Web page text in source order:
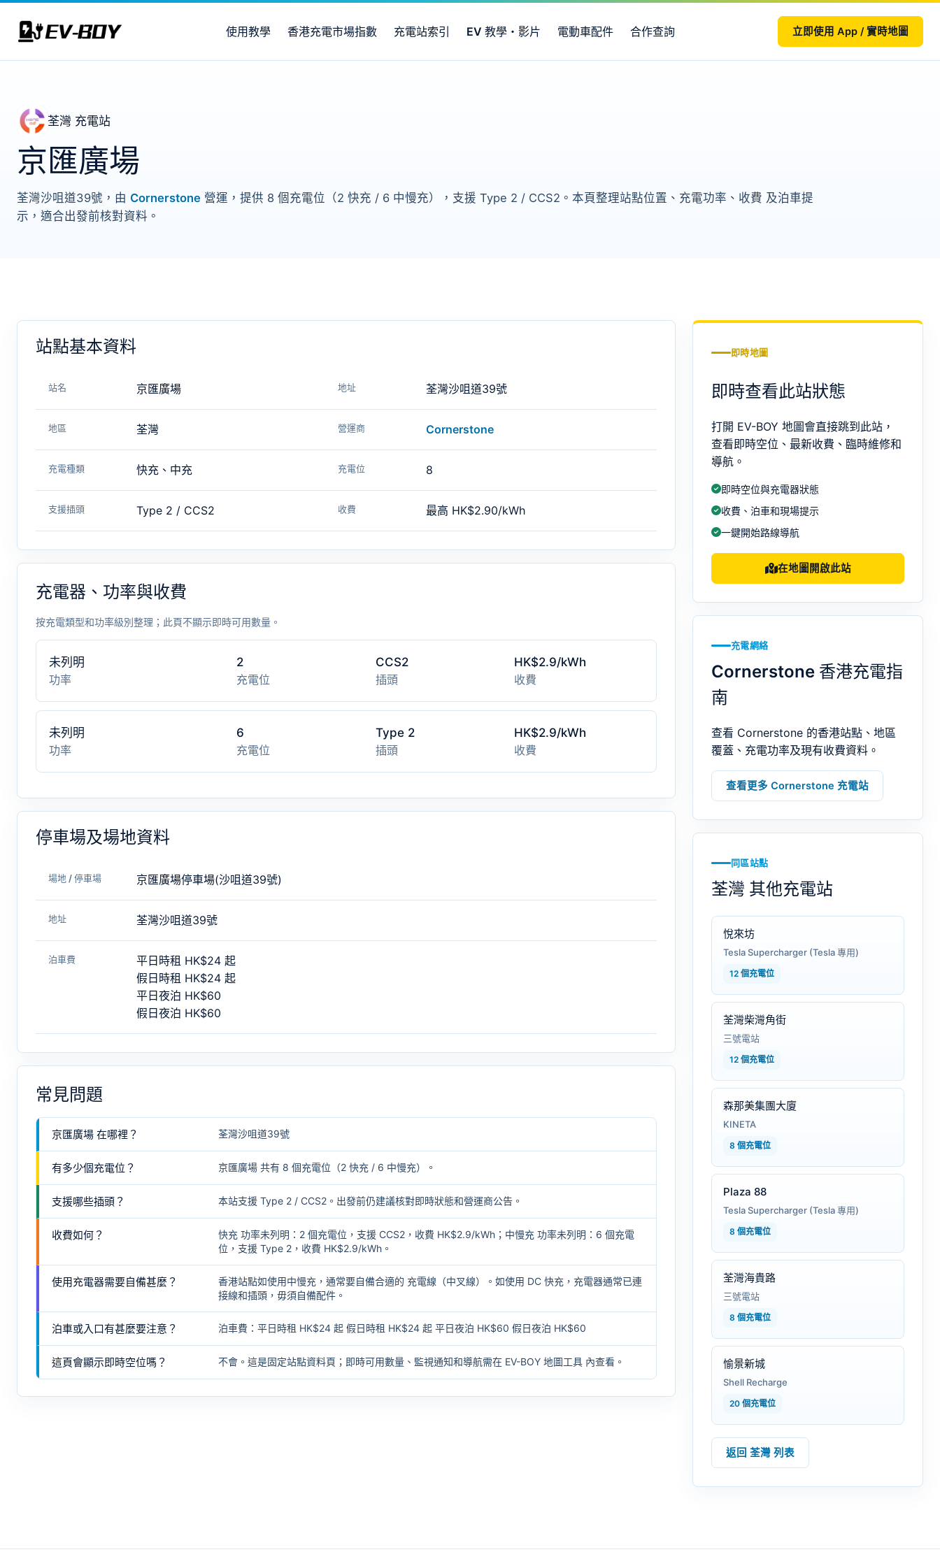
使用教學 香港充電市場指數 充電站索引 EV 教學・影片 電動車配件 合作查詢 立即使用 App / 實時地圖
荃灣 充電站
京匯廣場
荃灣沙咀道39號，由 Cornerstone 營運，提供 8 個充電位（2 快充 / 6 中慢充），支援 Type 2 / CCS2。本頁整理站點位置、充電功率、收費 及泊車提
示，適合出發前核對資料。
站點基本資料
站名 京匯廣場 地址 荃灣沙咀道39號
地區 荃灣 營運商 Cornerstone
充電種類 快充、中充 充電位 8
支援插頭 Type 2 / CCS2 收費 最高 HK$2.90/kWh
充電器、功率與收費
按充電類型和功率級別整理；此頁不顯示即時可用數量。
未列明
功率
2
充電位
CCS2
插頭
HK$2.9/kWh
收費
未列明
功率
6
充電位
Type 2
插頭
HK$2.9/kWh
收費
停車場及場地資料
場地 / 停車場 京匯廣場停車場(沙咀道39號)
地址 荃灣沙咀道39號
泊車費
平日時租 HK$24 起
假日時租 HK$24 起
平日夜泊 HK$60
假日夜泊 HK$60
常見問題
京匯廣場 在哪裡？ 荃灣沙咀道39號
有多少個充電位？ 京匯廣場 共有 8 個充電位（2 快充 / 6 中慢充）。
支援哪些插頭？ 本站支援 Type 2 / CCS2。出發前仍建議核對即時狀態和營運商公告。
收費如何？
快充 功率未列明：2 個充電位，支援 CCS2，收費 HK$2.9/kWh；中慢充 功率未列明：6 個充電
位，支援 Type 2，收費 HK$2.9/kWh。
使用充電器需要自備甚麼？ 香港站點如使用中慢充，通常要自備合適的 充電線（中叉線）
。如使用 DC 快充，充電器通常已連
接線和插頭，毋須自備配件。
泊車或入口有甚麼要注意？ 泊車費：平日時租 HK$24 起 假日時租 HK$24 起 平日夜泊 HK$60 假日夜泊 HK$60
這頁會顯示即時空位嗎？ 不會。這是固定站點資料頁；即時可用數量、監視通知和導航需在 EV-BOY 地圖工具 內查看。
即時地圖
即時查看此站狀態
打開 EV-BOY 地圖會直接跳到此站，
查看即時空位、最新收費、臨時維修和
導航。
即時空位與充電器狀態
收費、泊車和現場提示
一鍵開始路線導航
在地圖開啟此站
充電網絡
Cornerstone 香港充電指
南
查看 Cornerstone 的香港站點、地區
覆蓋、充電功率及現有收費資料。
查看更多 Cornerstone 充電站
同區站點
荃灣 其他充電站
悅來坊
Tesla Supercharger (Tesla 專用)
12 個充電位
荃灣柴灣角街
三號電站
12 個充電位
森那美集團大廈
KINETA
8 個充電位
Plaza 88
Tesla Supercharger (Tesla 專用)
8 個充電位
荃灣海貴路
三號電站
8 個充電位
愉景新城
Shell Recharge
20 個充電位
返回 荃灣 列表